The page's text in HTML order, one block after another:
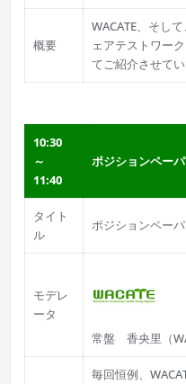
概要
WACATE、そし
ェアテストワー
てご紹介させてい
10:30
～
11:40
ポジションペー
タイト
ル
ポジションペー
モデレ
ータ
常盤 香央里（
毎回恒例、